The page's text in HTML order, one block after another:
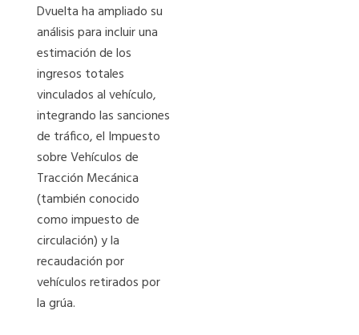
Dvuelta ha ampliado su
análisis para incluir una
estimación de los
ingresos totales
vinculados al vehículo,
integrando las sanciones
de tráfico, el Impuesto
sobre Vehículos de
Tracción Mecánica
(también conocido
como impuesto de
circulación) y la
recaudación por
vehículos retirados por
la grúa.